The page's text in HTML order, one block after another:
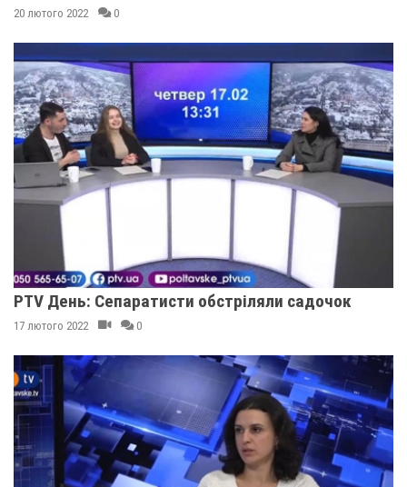
20 лютого 2022 0
PTV День: Сепаратисти обстріляли садочок
17 лютого 2022 0